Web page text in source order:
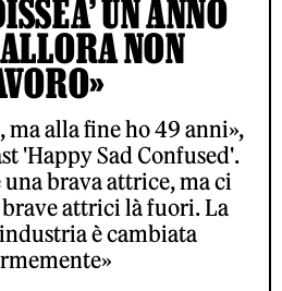
UN ANNO
NON
alla fine ho 49 anni»,
'Happy Sad Confused'.
una brava attrice, ma ci
attrici là fuori. La
è cambiata